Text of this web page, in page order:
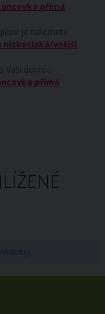
přímá
je naleznete
nízkotlaká/vnější
Vaši dobrou
přímá